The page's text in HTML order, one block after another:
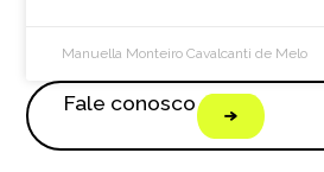
Manuella Monteiro Cavalcanti de Melo
Fale conosco